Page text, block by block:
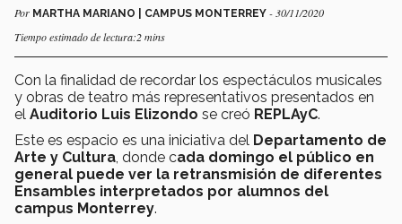
Por MARTHA MARIANO | CAMPUS MONTERREY - 30/11/2020
Tiempo estimado de lectura:2 mins
Con la finalidad de recordar los espectáculos musicales
y obras de teatro más representativos presentados en
el Auditorio Luis Elizondo se creó REPLAyC.
Este es espacio es una iniciativa del Departamento de
Arte y Cultura , donde cada domingo el público en
general puede ver la retransmisión de diferentes
Ensambles interpretados por alumnos del
campus Monterrey.